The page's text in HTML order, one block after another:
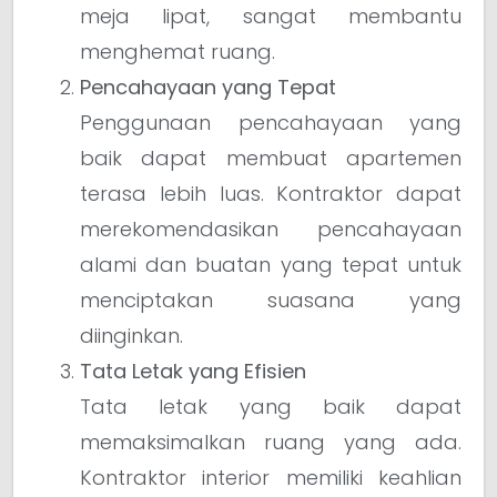
meja lipat, sangat membantu
menghemat ruang.
Pencahayaan yang Tepat
Penggunaan pencahayaan yang
baik dapat membuat apartemen
terasa lebih luas. Kontraktor dapat
merekomendasikan pencahayaan
alami dan buatan yang tepat untuk
menciptakan suasana yang
diinginkan.
Tata Letak yang Efisien
Tata letak yang baik dapat
memaksimalkan ruang yang ada.
Kontraktor interior memiliki keahlian